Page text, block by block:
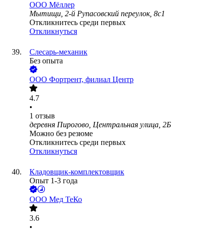
ООО Мёллер
Мытищи, 2-й Рупасовский переулок, 8с1
Откликнитесь среди первых
Откликнуться
Слесарь-механик
Без опыта
ООО Фортрент, филиал Центр
4.7
•
1 отзыв
деревня Пирогово, Центральная улица, 2Б
Можно без резюме
Откликнитесь среди первых
Откликнуться
Кладовщик-комплектовщик
Опыт 1-3 года
ООО Мед ТеКо
3.6
•